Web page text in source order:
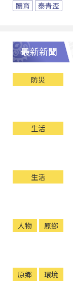
體育 泰青盃
最新新聞
防災
生活
生活
人物 原鄉
原鄉 環境